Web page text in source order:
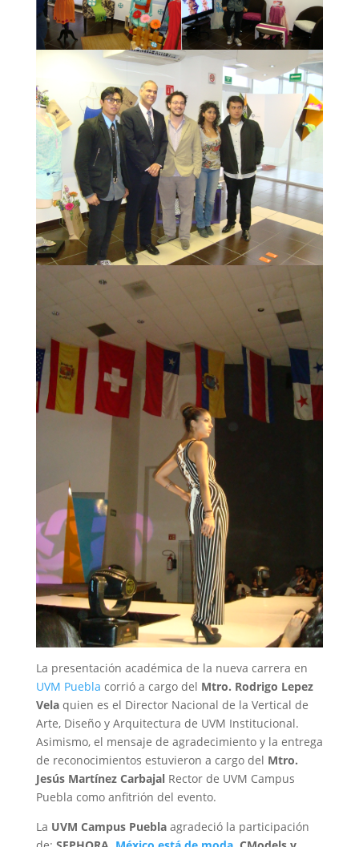
La presentación académica de la nueva carrera en
UVM Puebla corrió a cargo del Mtro. Rodrigo Lepez
Velaquien es el Director Nacional de la Vertical de
Arte, Diseño y Arquitectura de UVM Institucional.
Asimismo, el mensaje de agradecimiento y la entrega
de reconocimientos estuvieron a cargo del Mtro.
Jesús Martínez CarbajalRector de UVM Campus
Puebla como anfitrión del evento.
La UVM Campus Pueblaagradeció la participación